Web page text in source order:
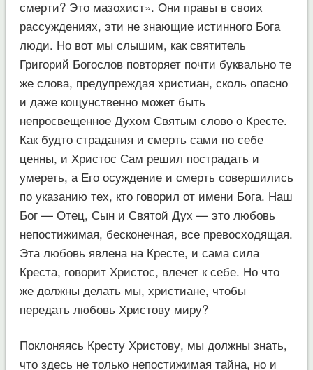
смерти? Это мазохист». Они правы в своих
рассуждениях, эти не знающие истинного Бога
люди. Но вот мы слышим, как святитель
Григорий Богослов повторяет почти буквально те
же слова, предупреждая христиан, сколь опасно
и даже кощунственно может быть
непросвещенное Духом Святым слово о Кресте.
Как будто страдания и смерть сами по себе
ценны, и Христос Сам решил пострадать и
умереть, а Его осуждение и смерть совершились
по указанию тех, кто говорил от имени Бога. Наш
Бог — Отец, Сын и Святой Дух — это любовь
непостижимая, бесконечная, все превосходящая.
Эта любовь явлена на Кресте, и сама сила
Креста, говорит Христос, влечет к себе. Но что
же должны делать мы, христиане, чтобы
передать любовь Христову миру?
Поклоняясь Кресту Христову, мы должны знать,
что здесь не только непостижимая тайна, но и